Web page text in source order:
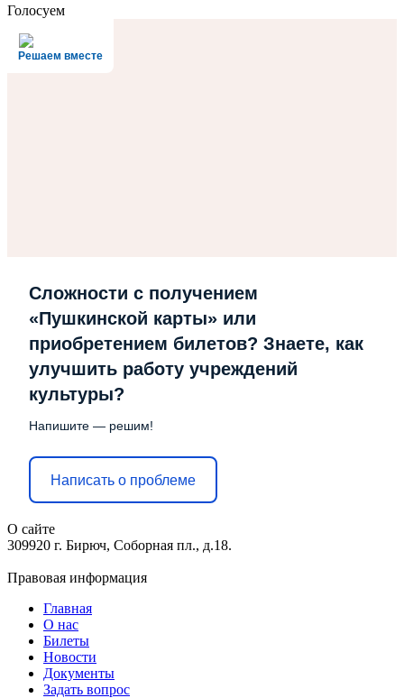
Голосуем
Решаем вместе
Сложности с получением
«Пушкинской карты» или
приобретением билетов? Знаете, как
улучшить работу учреждений
культуры?
Напишите — решим!
Написать о проблеме
О сайте
309920 г. Бирюч, Соборная пл., д.18.
Правовая информация
Главная
О нас
Билеты
Новости
Документы
Задать вопрос